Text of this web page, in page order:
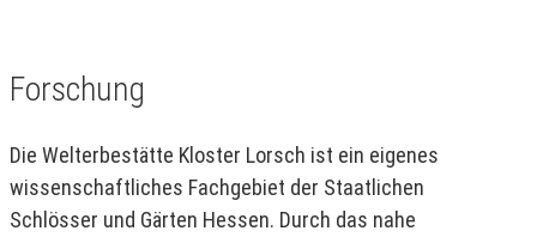
Forschung
Die Welterbestätte Kloster Lorsch ist ein eigenes
wissenschaftliches Fachgebiet der Staatlichen
Schlösser und Gärten Hessen. Durch das nahe